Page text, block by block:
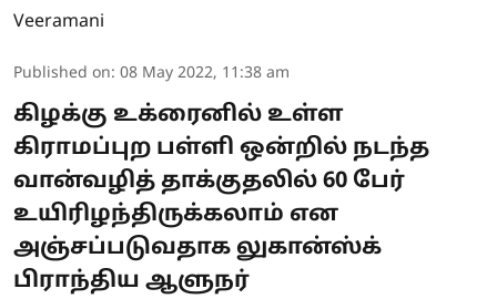
Veeramani
Published on: 08 May 2022, 11:38 am
கிழக்கு உக்ரைனில் உள்ள
கிராமப்புற பள்ளி ஒன்றில் நடந்த
வான்வழித் தாக்குதலில் 60 பேர்
உயிரிழந்திருக்கலாம் என
அஞ்சப்படுவதாக லுகான்ஸ்க்
பிராந்திய ஆளுநர்